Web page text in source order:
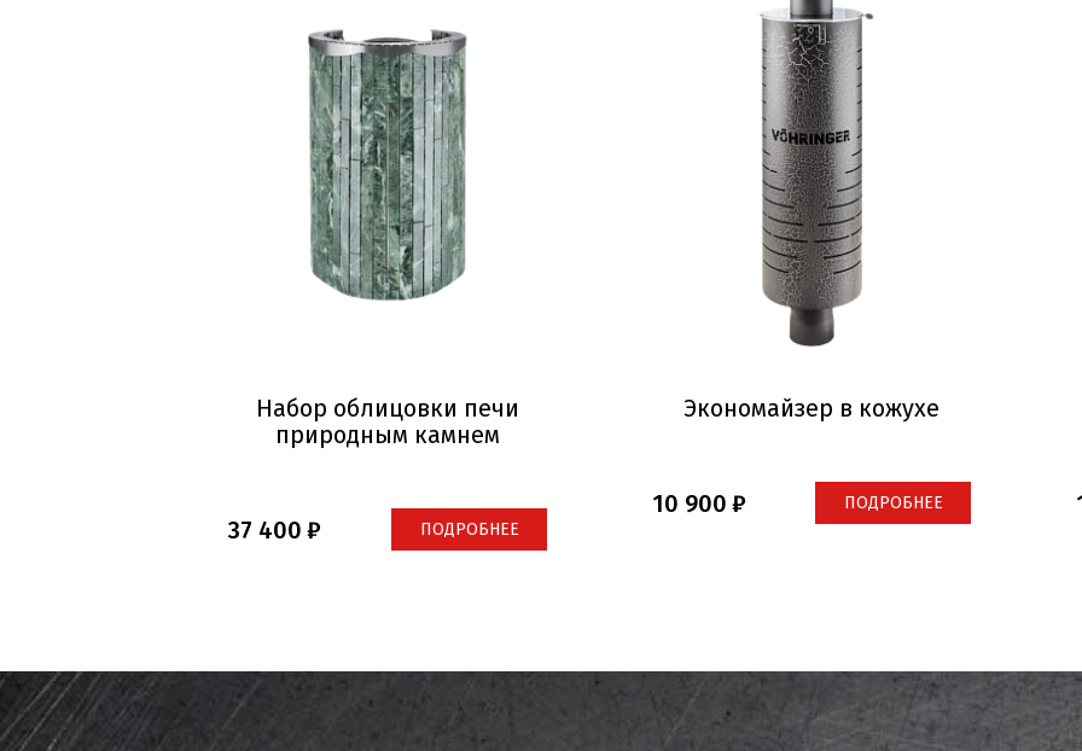
Набор облицовки печи
природным камнем
37 400 ПОДРОБНЕЕ
Экономайзер в кожухе
10 900 ПОДРОБНЕЕ